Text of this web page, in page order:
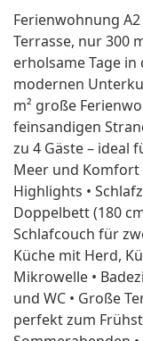
Ferienwohnung
Terrasse, nur 300
erholsame Tage
modernen
m² große
feinsandigen
zu 4 Gäste – ideal
Meer und
Highlights •
Doppelbett (180
Schlafcouch für
Küche mit Herd,
Mikrowelle •
und WC • Große
perfekt zum